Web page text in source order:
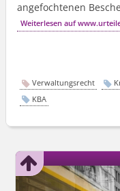
angefochtenen
Weiterlesen auf
Verwaltungsrecht
KBA